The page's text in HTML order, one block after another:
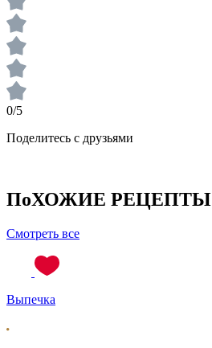
0/5
Поделитесь с друзьями
ПоХОЖИЕ РЕЦЕПТЫ
Смотреть все
Выпечка